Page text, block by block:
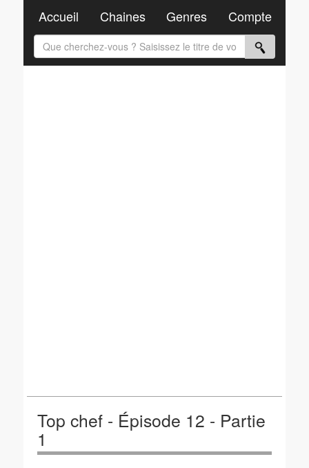
Top chef - Épisode 12 - Partie
1
Accueil Chaines Genres Compte